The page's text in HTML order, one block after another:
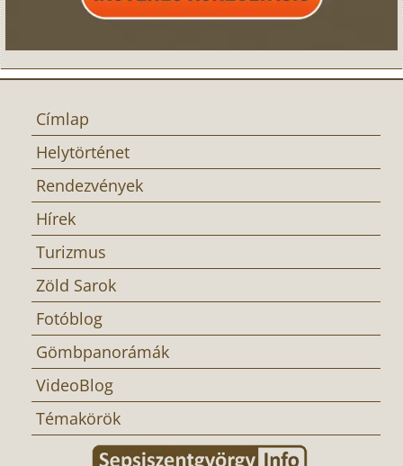
Címlap
Helytörténet
Rendezvények
Hírek
Turizmus
Zöld Sarok
Fotóblog
Gömbpanorámák
VideoBlog
Témakörök